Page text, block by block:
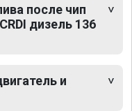
после чип
дизель 136
и